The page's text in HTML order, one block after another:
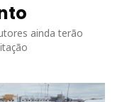
ainda terão